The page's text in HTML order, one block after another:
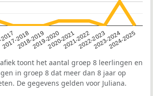
2017-20182018-20192019-20202020-20212021-20222022-20232023-20242024-2025
toont het aantal groep 8 leerlingen en
in groep 8 dat meer dan 8 jaar op
De gegevens gelden voor Juliana.